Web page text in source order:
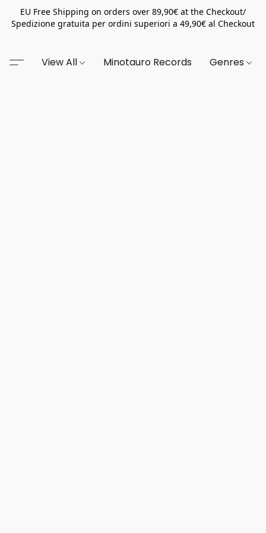
EU Free Shipping on orders over 89,90€ at the Checkout/
Spedizione gratuita per ordini superiori a 49,90€ al Checkout
View All Minotauro Records Genres